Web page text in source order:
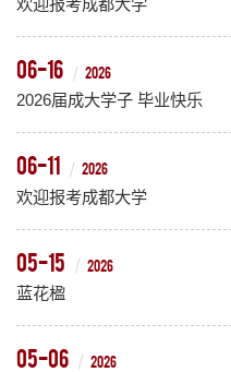
欢迎报考成都大学
06-16 2026
2026届成大学子 毕业快乐
06-11 2026
欢迎报考成都大学
05-15 2026
蓝花楹
05-06 2026